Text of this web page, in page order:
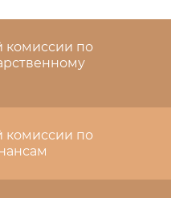
комиссии по
комиссии по